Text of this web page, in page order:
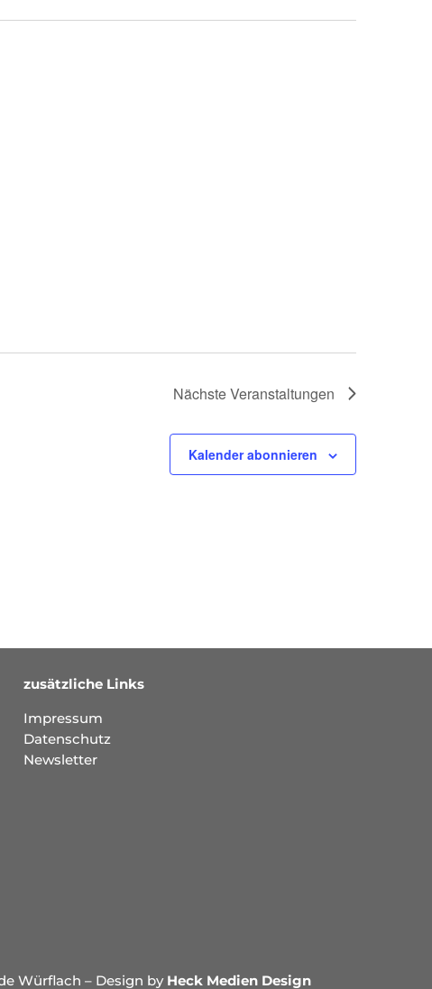
NächsteVeranstaltungen
Kalender abonnieren
zusätzliche Links
Impressum
Datenschutz
Newsletter
Würflach – Design by Heck Medien Design